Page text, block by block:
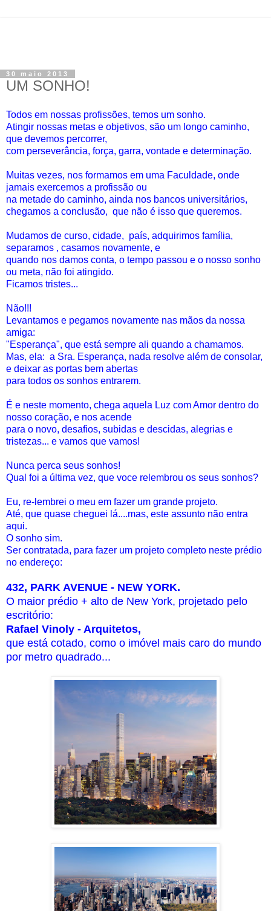
30 maio 2013
UM SONHO!
Todos em nossas profissões, temos um sonho.
Atingir nossas metas e objetivos, são um longo caminho,
que devemos percorrer,
com perseverância, força, garra, vontade e determinação.
Muitas vezes, nos formamos em uma Faculdade, onde
jamais exercemos a profissão ou
na metade do caminho, ainda nos bancos universitários,
chegamos a conclusão, que não é isso que queremos.
Mudamos de curso, cidade, país, adquirimos família,
separamos , casamos novamente, e
quando nos damos conta, o tempo passou e o nosso sonho
ou meta, não foi atingido.
Ficamos tristes...
Não!!!
Levantamos e pegamos novamente nas mãos da nossa
amiga:
"Esperança", que está sempre ali quando a chamamos.
Mas, ela: a Sra. Esperança, nada resolve além de consolar,
e deixar as portas bem abertas
para todos os sonhos entrarem.
É e neste momento, chega aquela Luz com Amor dentro do
nosso coração, e nos acende
para o novo, desafios, subidas e descidas, alegrias e
tristezas... e vamos que vamos!
Nunca perca seus sonhos!
Qual foi a última vez, que voce relembrou os seus sonhos?
Eu, re-lembrei o meu em fazer um grande projeto.
Até, que quase cheguei lá....mas, este assunto não entra
aqui.
O sonho sim.
Ser contratada, para fazer um projeto completo neste prédio
no endereço:
432, PARK AVENUE - NEW YORK.
O maior prédio + alto de New York, projetado pelo
escritório:
Rafael Vinoly - Arquitetos,
que está cotado, como o imóvel mais caro do mundo
por metro quadrado...